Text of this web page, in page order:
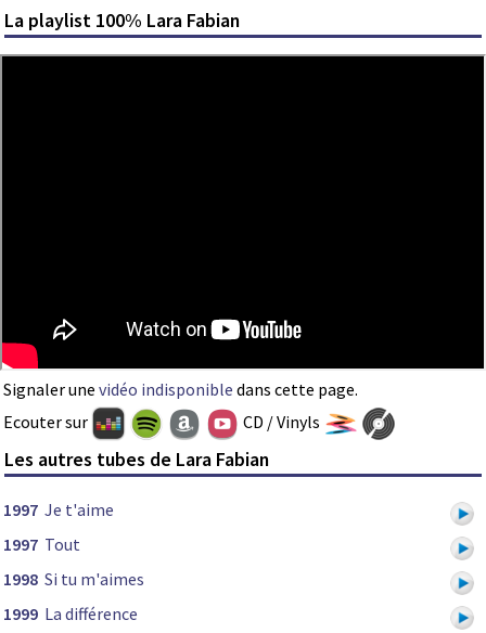
La playlist 100% Lara Fabian
Signaler une vidéo indisponible dans cette page.
Ecouter sur
CD / Vinyls
Les autres tubes de Lara Fabian
1997 Je t'aime
1997 Tout
1998 Si tu m'aimes
1999 La différence